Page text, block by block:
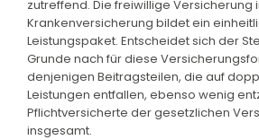
zutreffend. Die freiwillige Versicherung
Krankenversicherung bildet ein
Leistungspaket. Entscheidet sich der
Grunde nach für diese
denjenigen Beitragsteilen, die auf
Leistungen entfallen, ebenso wenig
Pflichtversicherte der gesetzlichen
insgesamt.